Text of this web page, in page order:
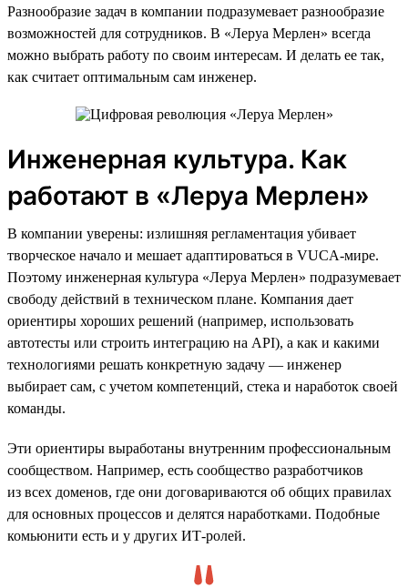
Разнообразие задач в компании подразумевает разнообразие
возможностей для сотрудников. В «Леруа Мерлен» всегда
можно выбрать работу по своим интересам. И делать ее так,
как считает оптимальным сам инженер.
Инженерная культура. Как
работают в «Леруа Мерлен»
В компании уверены: излишняя регламентация убивает
творческое начало и мешает адаптироваться в VUCA-мире.
Поэтому инженерная культура «Леруа Мерлен» подразумевает
свободу действий в техническом плане. Компания дает
ориентиры хороших решений (например, использовать
автотесты или строить интеграцию на API), а как и какими
технологиями решать конкретную задачу — инженер
выбирает сам, с учетом компетенций, стека и наработок своей
команды.
Эти ориентиры выработаны внутренним профессиональным
сообществом. Например, есть сообщество разработчиков
из всех доменов, где они договариваются об общих правилах
для основных процессов и делятся наработками. Подобные
комьюнити есть и у других ИТ-ролей.